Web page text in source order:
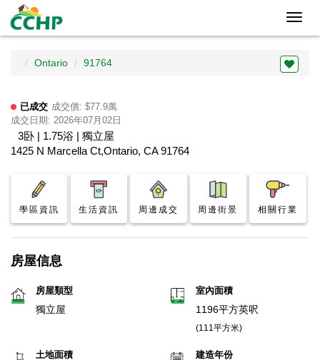
Ontario 91764
已成交 成交價: $77.9萬
成交日期: 2026年07月02日
3卧 | 1.75浴 | 獨立屋
1425 N Marcella Ct,Ontario, CA 91764
學區資訊 生活資訊 周邊成交 周邊街景 相關行業
房屋信息
房屋類型
獨立屋
室內面積
1196平方英呎
(111平方米)
土地面積 建造年份